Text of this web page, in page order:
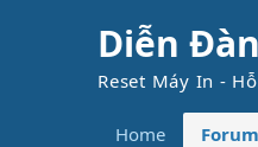
Diễn
Reset Máy In -
Home